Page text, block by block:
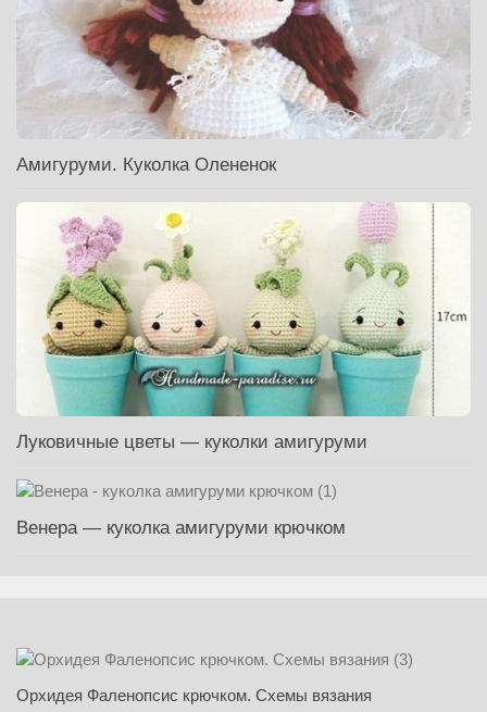
Амигуруми. Куколка Олененок
Луковичные цветы — куколки амигуруми
Венера — куколка амигуруми крючком
Орхидея Фаленопсис крючком. Схемы вязания